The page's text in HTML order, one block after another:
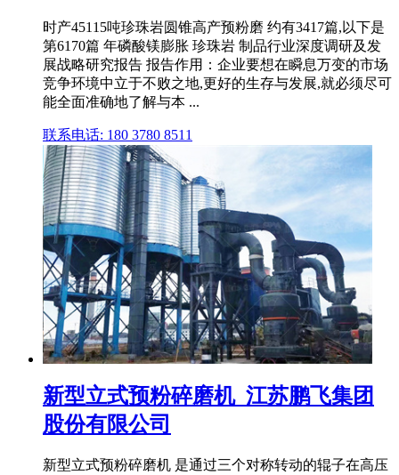
时产45115吨珍珠岩圆锥高产预粉磨 约有3417篇,以下是
第6170篇 年磷酸镁膨胀 珍珠岩 制品行业深度调研及发
展战略研究报告 报告作用：企业要想在瞬息万变的市场
竞争环境中立于不败之地,更好的生存与发展,就必须尽可
能全面准确地了解与本 ...
联系电话: 180 3780 8511
新型立式预粉碎磨机_江苏鹏飞集团
股份有限公司
新型立式预粉碎磨机 是通过三个对称转动的辊子在高压